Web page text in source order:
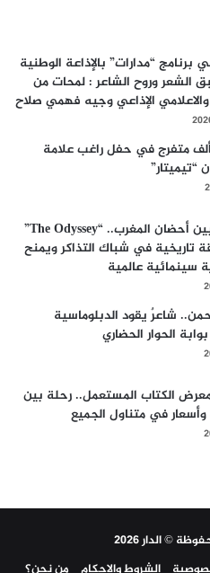
برنامج “مدارات” بالإذاعة الوطنية
الشعر وروح الشاعر : لمحات من
الإذاعي وجيه فهمي صلاح
من 100 ألف متفرج في حفل راغب علامة
“تيميتار”
بعد تصويره بين أحضان المغرب.. “The Odyssey”
تاريخية في شباك التذاكر ويمنح
سينمائية عالمية
شاعرٌ يقود الدبلوماسية
الحوار الحضاري
الـ14 لمعرض الكتاب المستعمل.. رحلة بين
وأسعار في متناول الجميع
© الدار 2026